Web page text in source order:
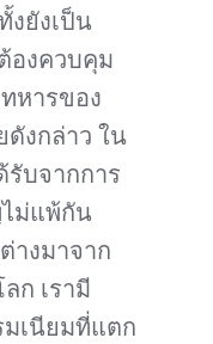
งยังเป็น
องควบคุม
หารของ
ดังกล่าว ใน
บจากการ
ม่แพ้กัน
างมาจาก
ก เรามี
เนียมที่แตก